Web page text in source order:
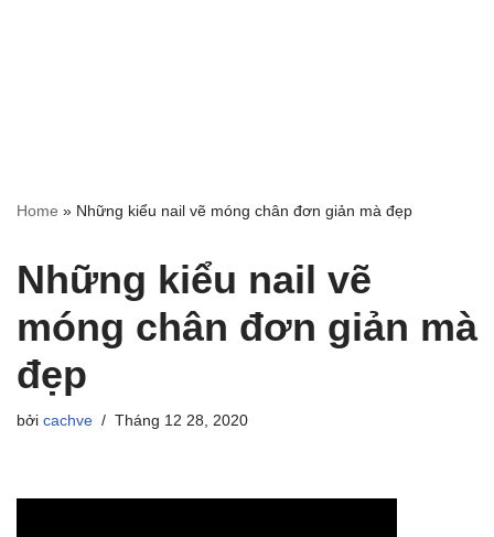
Home » Những kiểu nail vẽ móng chân đơn giản mà đẹp
Những kiểu nail vẽ
móng chân đơn giản mà
đẹp
bởi cachve Tháng 12 28, 2020